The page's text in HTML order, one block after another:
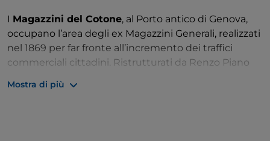
I Magazzini del Cotone, al Porto antico di Genova,
occupano l’area degli ex Magazzini Generali, realizzati
nel 1869 per far fronte all’incremento dei traffici
commerciali cittadini. Ristrutturati da Renzo Piano
Porto antico
Mostra di più